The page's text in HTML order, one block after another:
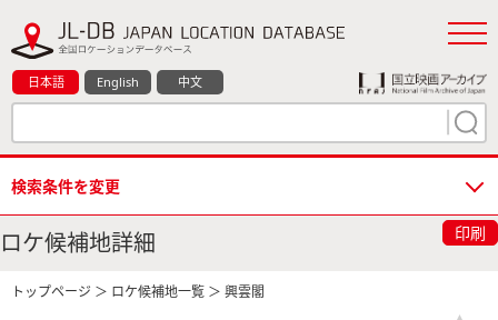
日本語 English 中文
検索条件を変更
ロケ候補地詳細 印刷
トップページ ＞ ロケ候補地一覧 ＞ 興雲閣